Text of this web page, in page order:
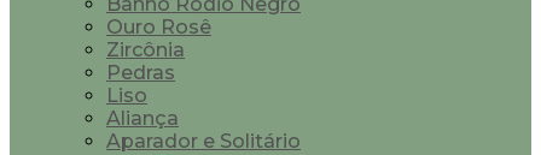
Ouro Rosê
Zircônia
Pedras
Liso
Aliança
Aparador e Solitário